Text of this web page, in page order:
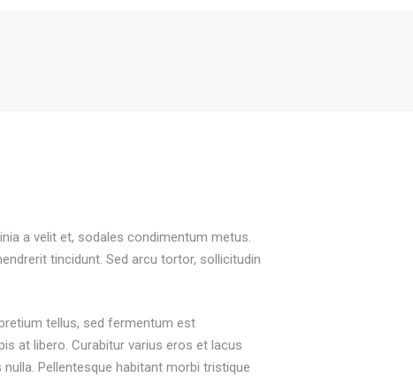
a velit et, sodales condimentum metus.
tincidunt. Sed arcu tortor, sollicitudin
tellus, sed fermentum est
at libero. Curabitur varius eros et lacus
Pellentesque habitant morbi tristique